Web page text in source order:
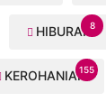
HIBURAN8
KEROHANIAN155